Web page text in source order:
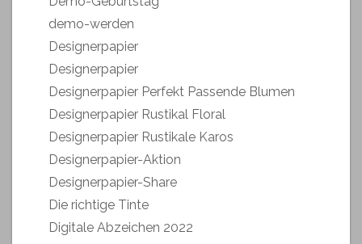
demo-werden
Designerpapier
Designerpapier
Designerpapier Perfekt Passende Blumen
Designerpapier Rustikal Floral
Designerpapier Rustikale Karos
Designerpapier-Aktion
Designerpapier-Share
Die richtige Tinte
Digitale Abzeichen 2022